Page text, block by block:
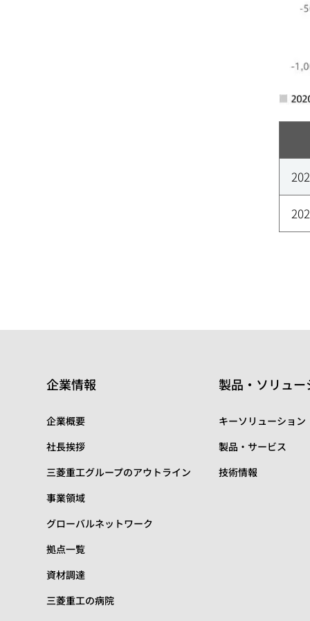
企業情報
企業概要
社長挨拶
三菱重工グループのアウトライン
事業領域
グローバルネットワーク
拠点一覧
資材調達
三菱重工の病院
製品・ソリュー
キーソリューション
製品・サービス
技術情報